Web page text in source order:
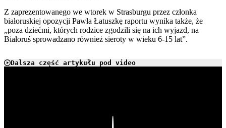
Z zaprezentowanego we wtorek w Strasburgu przez członka
białoruskiej opozycji Pawła Łatuszkę raportu wynika także, że
„poza dziećmi, których rodzice zgodzili się na ich wyjazd, na
Białoruś sprowadzano również sieroty w wieku 6-15 lat”.
Dalsza część artykułu pod video